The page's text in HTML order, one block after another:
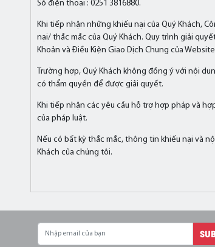
Số điện thoại : 0251 3816880.
Khi tiếp nhận những khiếu nại của Quý Khách,
nại/ thắc mắc của Quý Khách. Quy trình giải
Khoản và Điều Kiện Giao Dịch Chung của
Trường hợp, Quý Khách không đồng ý với nội
có thẩm quyền để được giải quyết.
Khi tiếp nhận các yêu cầu hỗ trợ hợp pháp và
của pháp luật.
Nếu có bất kỳ thắc mắc, thông tin khiếu nại và
Khách của chúng tôi.